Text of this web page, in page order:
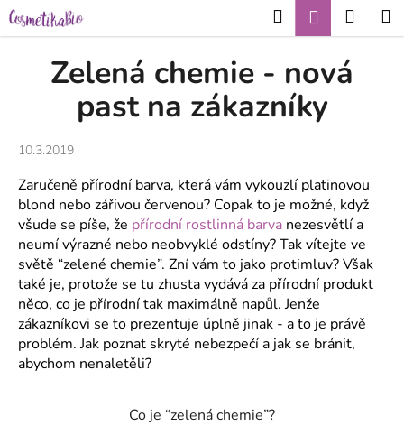
Přejít
na
obsah
HledatPřihlášení
Zelená chemie - nová
past na zákazníky
10.3.2019
Zaručeně přírodní barva, která vám vykouzlí platinovou
blond nebo zářivou červenou? Copak to je možné, když
všude se píše, že přírodní rostlinná barva nezesvětlí a
neumí výrazné nebo neobvyklé odstíny? Tak vítejte ve
světě “zelené chemie”. Zní vám to jako protimluv? Však
také je, protože se tu zhusta vydává za přírodní produkt
něco, co je přírodní tak maximálně napůl. Jenže
zákazníkovi se to prezentuje úplně jinak - a to je právě
problém. Jak poznat skryté nebezpečí a jak se bránit,
abychom nenaletěli?
Co je “zelená chemie”?
K
o
p
t
ř
e
b
u
j
e
t